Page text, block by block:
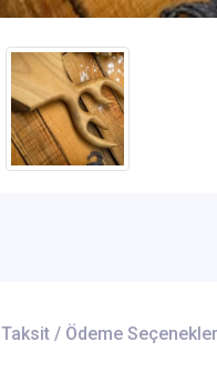
Taksit / Ödeme